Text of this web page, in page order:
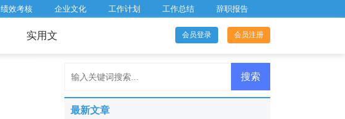
绩效考核 企业文化 工作计划 工作总结 辞职报告
实用文 会员登录 会员注册
最新文章